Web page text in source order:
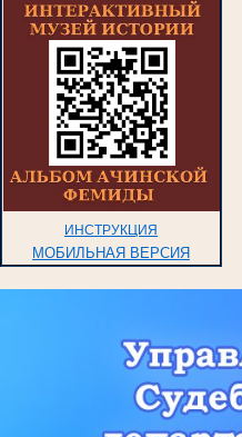
ИНСТРУКЦИЯ
МОБИЛЬНАЯ ВЕРСИЯ